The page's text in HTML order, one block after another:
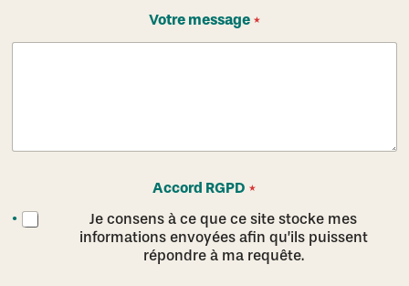
é
l
o
m
V
o
t
r
Votre message *
Accord RGPD *
Je consens à ce que ce site stocke mes
informations envoyées afin qu’ils puissent
répondre à ma requête.